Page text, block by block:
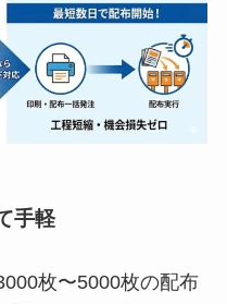
手軽
枚〜5000枚の配布